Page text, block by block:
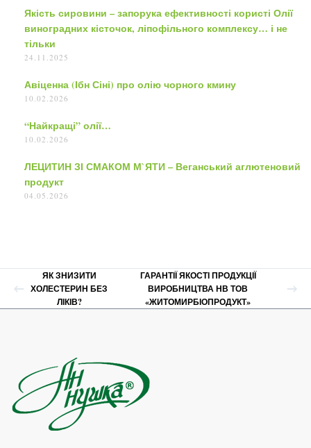
Якість сировини – запорука ефективності користі Олії
виноградних кісточок, ліпофільного комплексу… і не
тільки
24.11.2025
Авіценна (Ібн Сіні) про олію чорного кмину
10.02.2026
“Найкращі” олії…
10.02.2026
ЛЕЦИТИН ЗІ СМАКОМ М`ЯТИ – Веганський аглютеновий
продукт
04.05.2026
ЯК ЗНИЗИТИ
ХОЛЕСТЕРИН БЕЗ
ЛІКІВ?
ГАРАНТІЇ ЯКОСТІ ПРОДУКЦІЇ
ВИРОБНИЦТВА НВ ТОВ
«ЖИТОМИРБІОПРОДУКТ»